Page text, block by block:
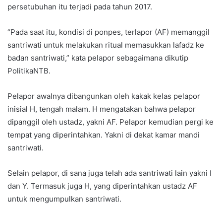
persetubuhan itu terjadi pada tahun 2017.
“Pada saat itu, kondisi di ponpes, terlapor (AF) memanggil
santriwati untuk melakukan ritual memasukkan lafadz ke
badan santriwati,” kata pelapor sebagaimana dikutip
PolitikaNTB.
Pelapor awalnya dibangunkan oleh kakak kelas pelapor
inisial H, tengah malam. H mengatakan bahwa pelapor
dipanggil oleh ustadz, yakni AF. Pelapor kemudian pergi ke
tempat yang diperintahkan. Yakni di dekat kamar mandi
santriwati.
Selain pelapor, di sana juga telah ada santriwati lain yakni I
dan Y. Termasuk juga H, yang diperintahkan ustadz AF
untuk mengumpulkan santriwati.